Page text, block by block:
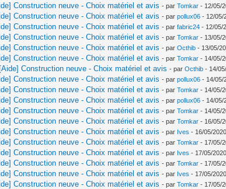
Construction neuve - Choix matériel et avis - parTomkar - 12/05/
Construction neuve - Choix matériel et avis - parpollux06 - 12/05/
Construction neuve - Choix matériel et avis - parfabric24 - 12/05/
Construction neuve - Choix matériel et avis - parTomkar - 13/05/
Construction neuve - Choix matériel et avis - parOcthib - 13/05/
Construction neuve - Choix matériel et avis - parTomkar - 14/05/
Construction neuve - Choix matériel et avis - parOcthib - 14/
Construction neuve - Choix matériel et avis - parpollux06 - 14/05/
Construction neuve - Choix matériel et avis - parTomkar - 14/05/
Construction neuve - Choix matériel et avis - parpollux06 - 14/05/
Construction neuve - Choix matériel et avis - parTomkar - 14/05/
Construction neuve - Choix matériel et avis - parTomkar - 16/05/
Construction neuve - Choix matériel et avis - par Ives - 16/05/
Construction neuve - Choix matériel et avis - parTomkar - 17/05/
Construction neuve - Choix matériel et avis - par Ives - 17/05/
Construction neuve - Choix matériel et avis - parTomkar - 17/05/
Construction neuve - Choix matériel et avis - par Ives - 17/05/
Construction neuve - Choix matériel et avis - parTomkar - 17/05/